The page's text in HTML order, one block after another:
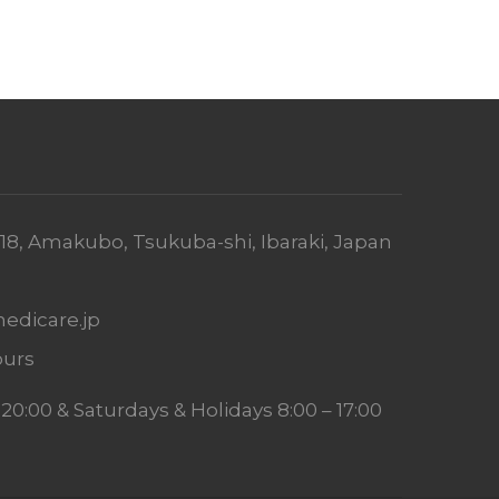
Amakubo, Tsukuba-shi, Ibaraki, Japan
& Saturdays & Holidays 8:00 – 17:00